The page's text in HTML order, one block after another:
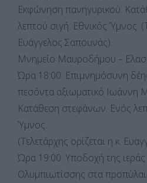
Εκφώνηση πανηγυρικού.
λεπτού σιγή. Εθνικός Ύμνος.
Ευάγγελος Σαπουνάς).
Μνημείο Μαυροδήμου –
Ώρα 18:00: Επιμνημόσυνη
πεσόντα αξιωματικό Ιωάννη
Κατάθεση στεφάνων. Ενός
Ύμνος.
(Τελετάρχης ορίζεται η κ.
Ώρα 19:00: Υποδοχή της ιεράς
Ολυμπιωτίσσης στα